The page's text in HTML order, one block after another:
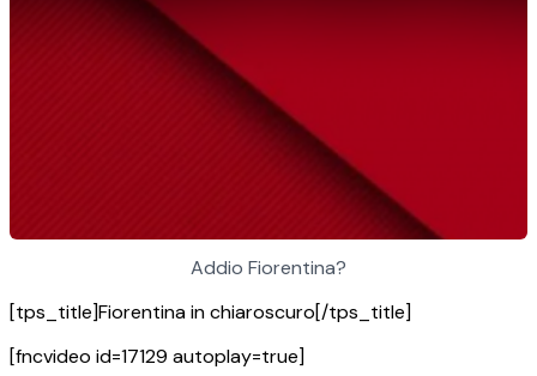
Addio Fiorentina?
[tps_title]Fiorentina in chiaroscuro[/tps_title]
[fncvideo id=17129 autoplay=true]